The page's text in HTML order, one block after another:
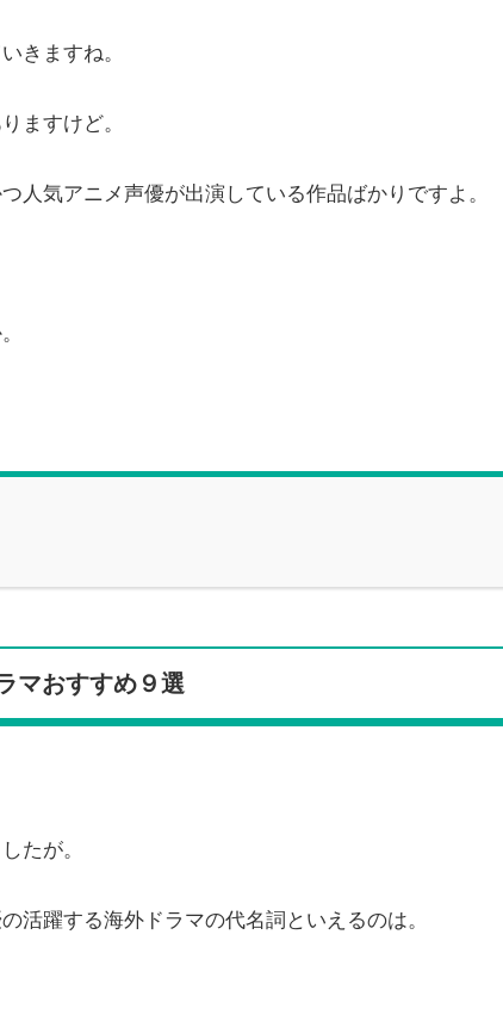
きますね。
ますけど。
人気アニメ声優が出演している作品ばかりですよ。
マおすすめ９選
たが。
活躍する海外ドラマの代名詞といえるのは。